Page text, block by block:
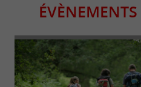
ÉVÈNEMENTS